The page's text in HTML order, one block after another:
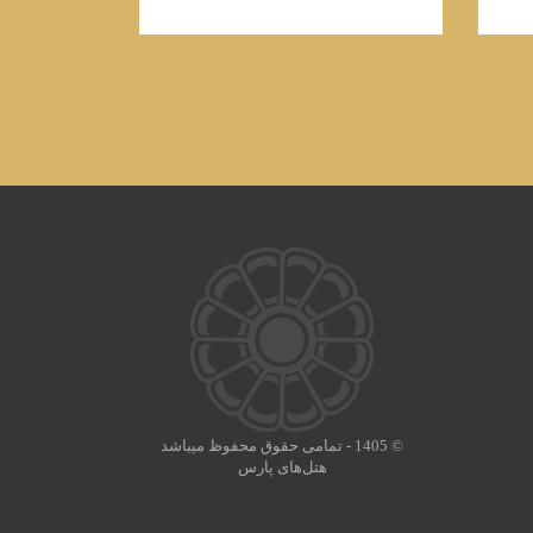
© 1405 - تمامی حقوق محفوظ میباشد
هتل‌های پارس